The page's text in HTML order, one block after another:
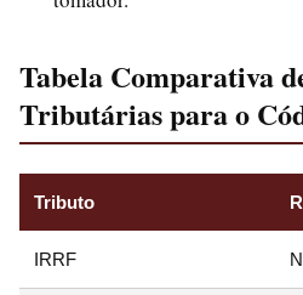
Tabela Comparativa
Tributárias para o
Tributo
IRRF